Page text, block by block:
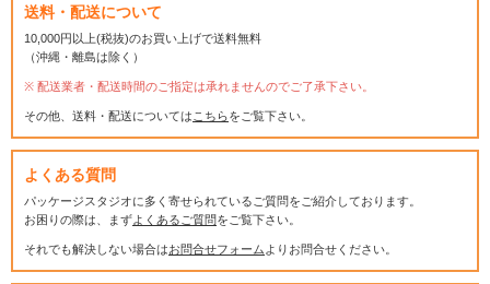
送料・配送について
10,000円以上(税抜)のお買い上げで送料無料
（沖縄・離島は除く）
配送業者・配送時間のご指定は承れませんのでご了承下さい。
その他、送料・配送については こちらをご覧下さい。
よくある質問
パッケージスタジオに多く寄せられているご質問をご紹介しております。
お困りの際は、まずよくあるご質問をご覧下さい。
それでも解決しない場合はお問合せフォーム よりお問合せください。